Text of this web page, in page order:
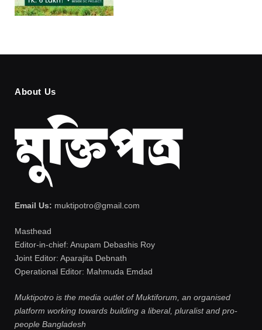
About Us
Email Us: muktipotro@gmail.com
Masthead
Editor-in-chief: Anupam Debashis Roy
Joint Editor: Aparajita Debnath
Operational Editor: Mahmuda Emdad
Muktipotro is the media outlet of Muktiforum, an organised
platform working towards building a liberal, pluralist and pro-
people Bangladesh